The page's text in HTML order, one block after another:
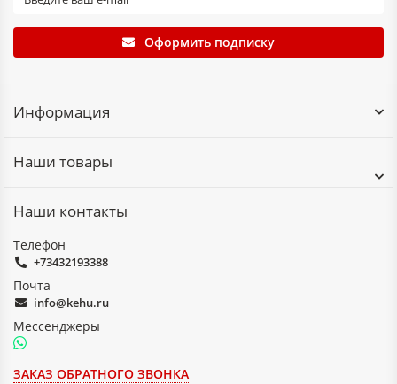
Оформить подписку
Информация
Наши товары
Наши контакты
Телефон
+73432193388
Почта
info@kehu.ru
Мессенджеры
ЗАКАЗ ОБРАТНОГО ЗВОНКА